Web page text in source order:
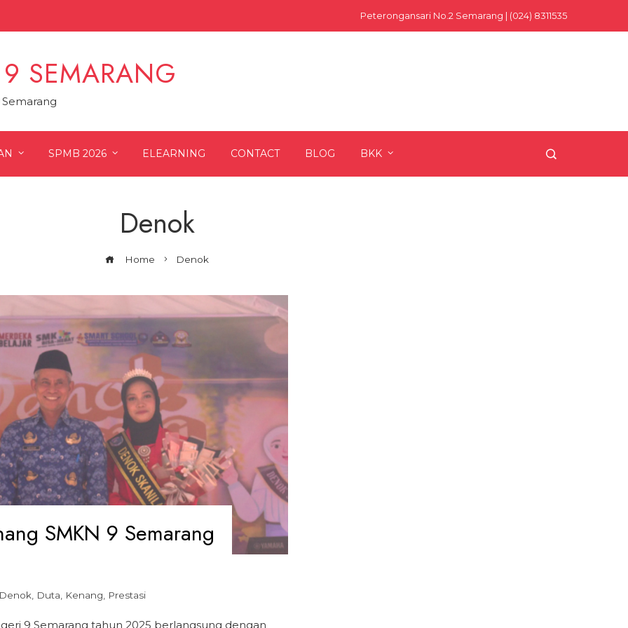
Peterongansari No.2 Semarang | (024) 8311535
SEMARANG
SPMB 2026 ELEARNING CONTACT BLOG BKK
Denok
Home Denok
SMKN 9 Semarang
Denok Duta Kenang Prestasi
9 Semarang tahun 2025 berlangsung dengan